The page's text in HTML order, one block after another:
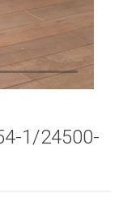
1/24500-